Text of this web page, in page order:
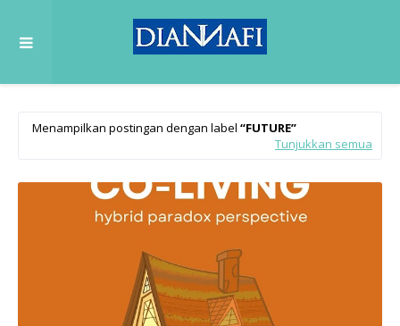
Menampilkan postingan dengan label
FUTURE
Tunjukkan semua